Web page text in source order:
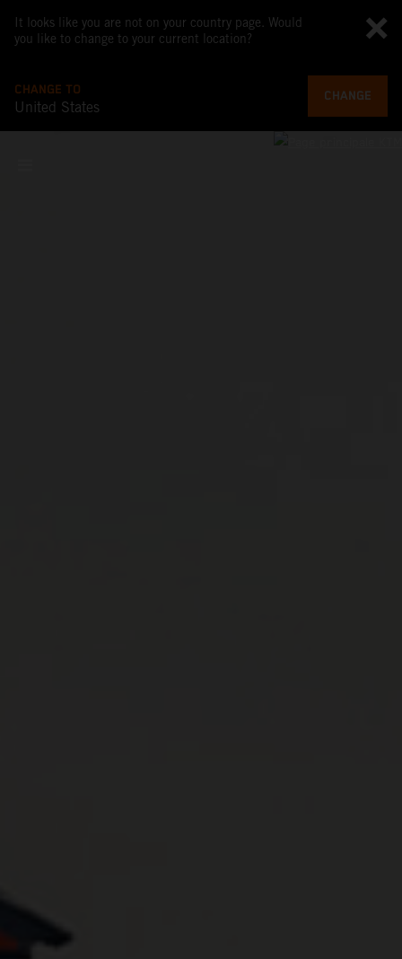
It looks like you are not on your country page. Would
you like to change to your current location?
CHANGE TO
United States
CHANGE